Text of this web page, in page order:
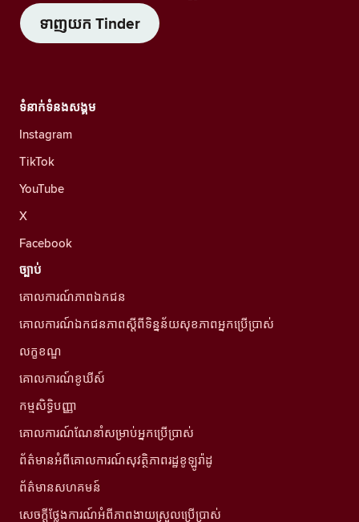
ទាញយក Tinder
ទំនាក់ទំនងសង្គម
Instagram
TikTok
YouTube
X
Facebook
ច្បាប់
គោលការណ៍ភាពឯកជន
គោលការណ៍ឯកជនភាពស្ដីពីទិន្នន័យសុខភាពអ្នកប្រើប្រាស់
លក្ខខណ្ឌ
គោលការណ៍ខូឃីស៍
កម្មសិទ្ធិបញ្ញា
គោលការណ៍ណែនាំសម្រាប់អ្នកប្រើប្រាស់
ព័ត៌មានអំពីគោលការណ៍សុវត្ថិភាពរដ្ឋខូឡូរ៉ាដូ
ព័ត៌មានសហគមន៍
សេចក្តីថ្លែងការណ៍អំពីភាពងាយស្រួលប្រើប្រាស់